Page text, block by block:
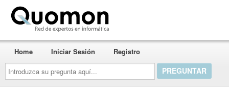
Introduzca
su
pregunta
aquí...
Home Iniciar Sesión Registro